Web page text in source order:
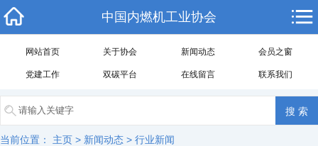
中国内燃机工业协会
网站首页 关于协会 新闻动态 会员之窗
党建工作 双碳平台 在线留言 联系我们
当前位置： 主页 > 新闻动态 > 行业新闻